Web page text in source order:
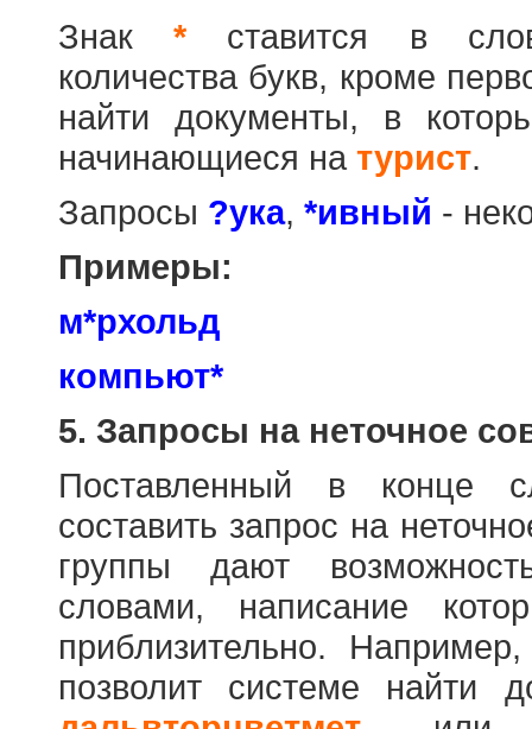
Знак* ставится в
количества букв, кроме
найти документы, в
начинающиеся на турист.
Запросы ?ука, *ивный -
Примеры:
м*рхольд
компьют*
5. Запросы на неточное
Поставленный в конце
составить запрос на
группы дают
словами, написание
приблизительно.
позволит системе найти